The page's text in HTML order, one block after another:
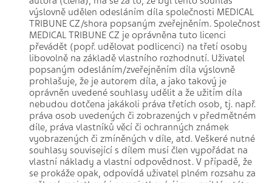
výslovně udělen odesláním díla společnosti MEDICAL
TRIBUNE CZ/shora popsaným zveřejněním. Společnost
MEDICAL TRIBUNE CZ je oprávněna tuto licenci
převádět (popř. udělovat podlicenci) na třetí osoby
libovolně na základě vlastního rozhodnutí. Uživatel
popsaným odesláním/zveřejněním díla výslovně
prohlašuje, že je autorem díla, a jako takový je
oprávněn uvedené souhlasy udělit a že užitím díla
nebudou dotčena jakákoli práva třetích osob, tj. např.
práva osob uvedených či zobrazených v předmětném
díle, práva vlastníků věcí či ochranných známek
vyobrazených či zmíněných v díle, atd. Veškeré nutné
souhlasy související s dílem musí člen vypořádat na
vlastní náklady a vlastní odpovědnost. V případě, že
se prokáže opak, odpovídá uživatel plném rozsahu za